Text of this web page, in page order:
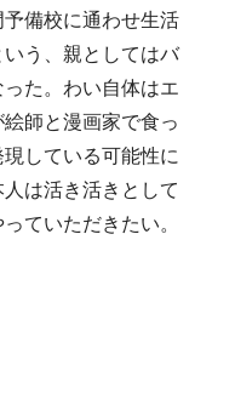
備校に通わせ生活
う、親としてはバ
た。わい自体はエ
師と漫画家で食っ
している可能性に
は活き活きとして
ていただきたい。